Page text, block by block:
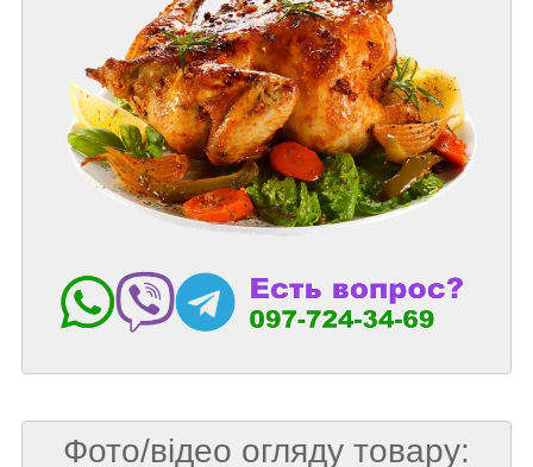
Фото/відео огляду товару: